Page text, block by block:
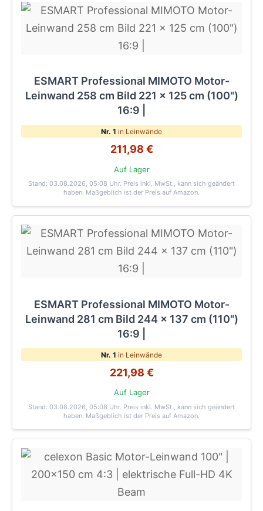
ESMART Professional MIMOTO Motor-
Leinwand 258 cm Bild 221 x 125 cm (100")
16:9 |
Nr. 1 in Leinwände
211,98 €
Auf Lager
Stand: 03.08.2026, 05:08 Uhr. Preis inkl. MwSt., kann sich geändert
haben. Maßgeblich ist der Preis auf Amazon.
ESMART Professional MIMOTO Motor-
Leinwand 281 cm Bild 244 x 137 cm (110")
16:9 |
Nr. 1 in Leinwände
221,98 €
Auf Lager
Stand: 03.08.2026, 05:08 Uhr. Preis inkl. MwSt., kann sich geändert
haben. Maßgeblich ist der Preis auf Amazon.